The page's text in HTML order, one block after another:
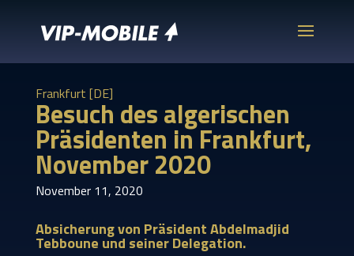
Frankfurt [DE]
Besuch des algerischen
Präsidenten in Frankfurt,
November 2020
November 11, 2020
Absicherung von Präsident Abdelmadjid
Tebboune und seiner Delegation.